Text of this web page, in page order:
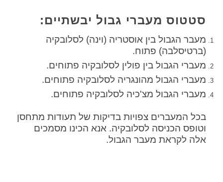
סטטוס מעברי גבול יבשתיים:
מעבר הגבול בין אוסטריה (וינה) לסלובקיה
(ברטיסלבה) פתוח.
מעברי הגבול בין פולין לסלובקיה פתוחים.
מעברי הגבול מהונגריה לסלובקיה פתוחים.
מעברי הגבול מצ'כיה לסלובקיה פתוחים.
בכל המעברים צפויות בדיקות של תעודות מתחסן
וטופס הכניסה לסלובקיה. אנא הכינו מסמכים
אלה לקראת מעבר הגבול.